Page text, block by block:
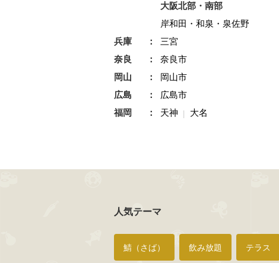
大阪北部・南部
岸和田・和泉・泉佐野
兵庫
三宮
奈良
奈良市
岡山
岡山市
広島
広島市
福岡
天神 大名
人気テーマ
鯖（さば） 飲み放題 テラス